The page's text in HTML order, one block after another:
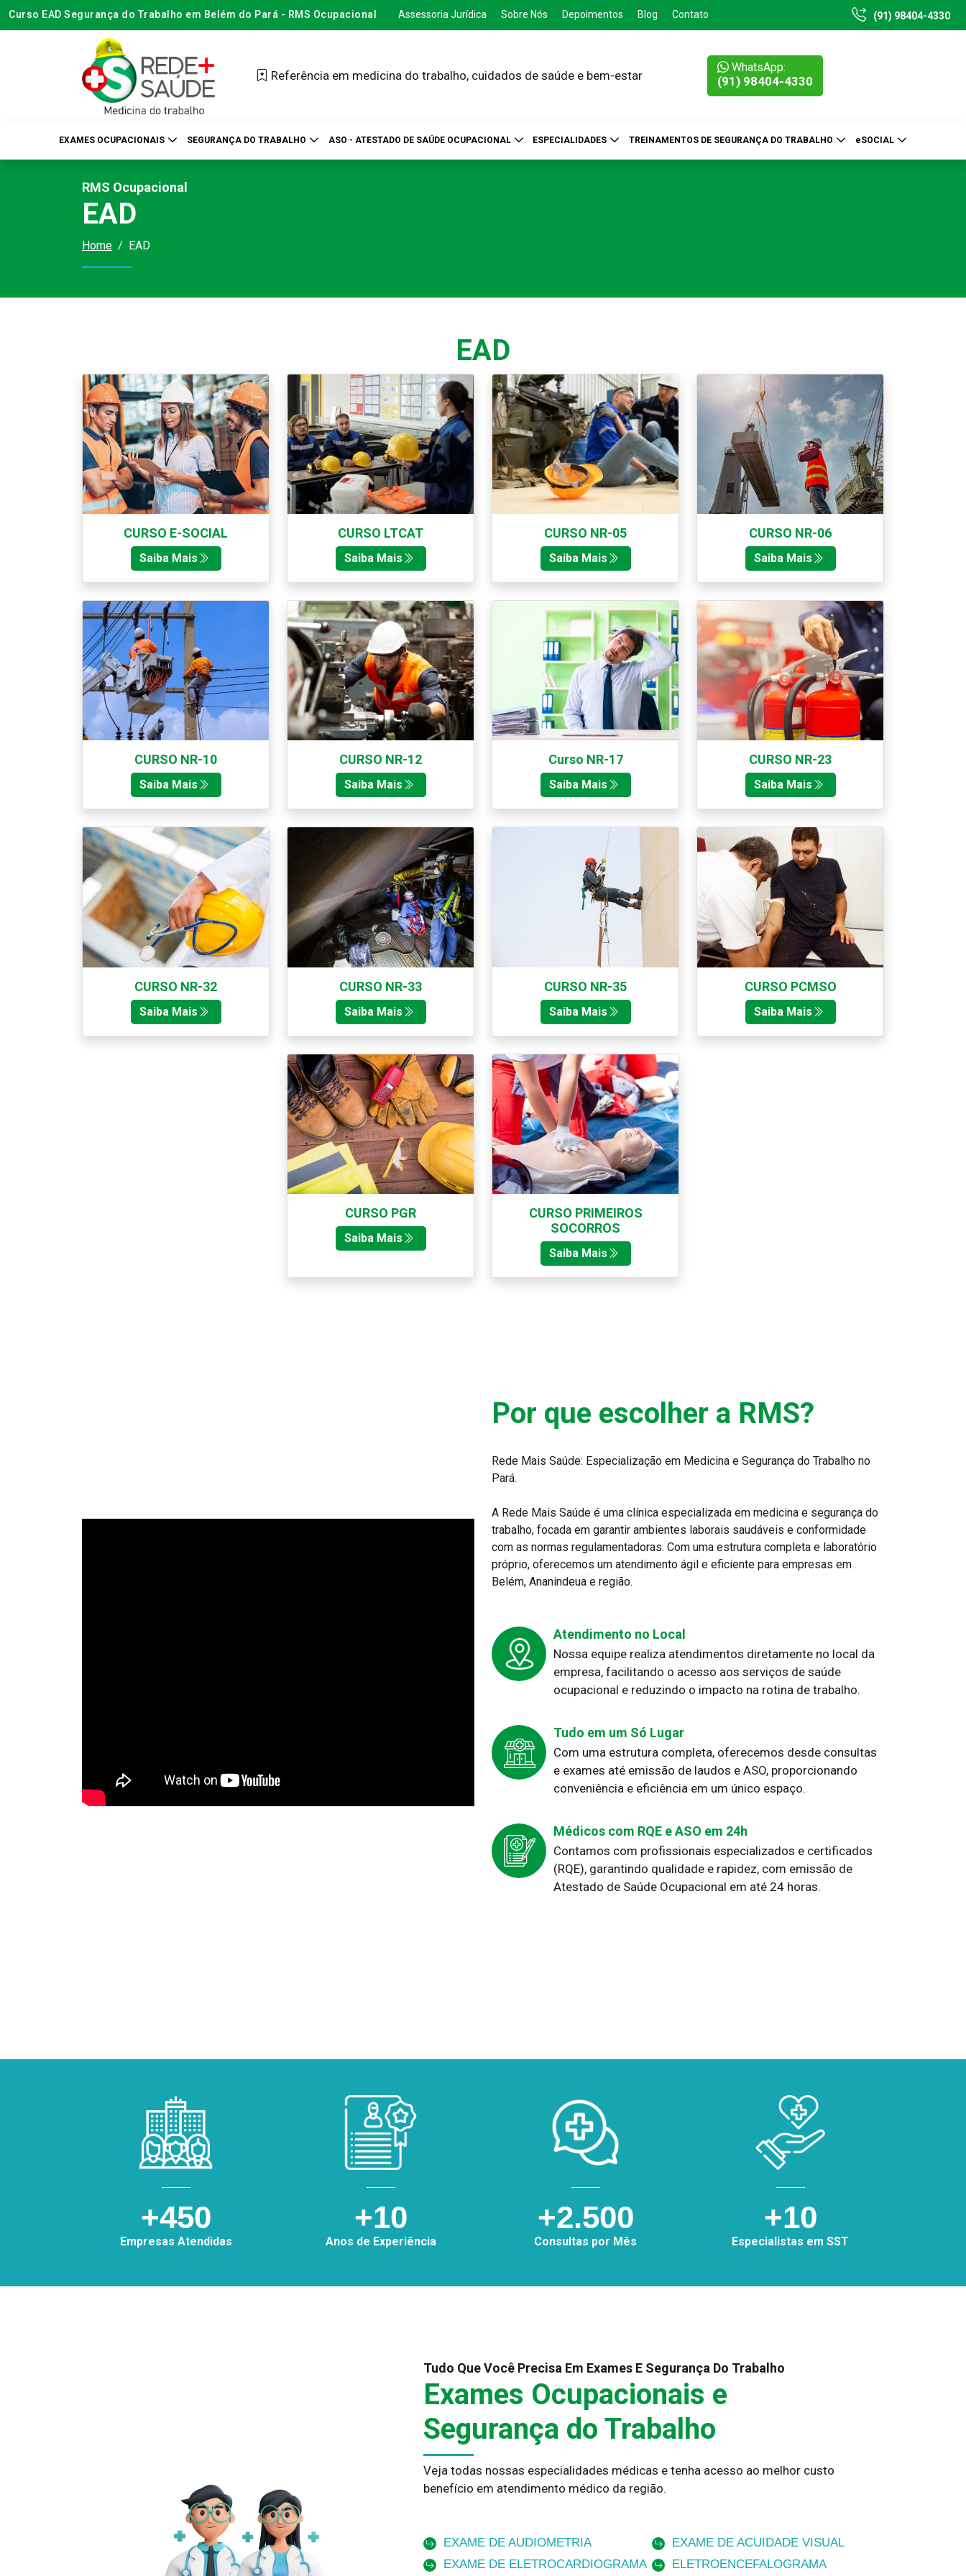
Curso EAD Segurança do Trabalho em Belém do Pará - RMS Ocupacional Contato
Blog
Depoimentos
Sobre Nós
Assessoria Jurídica (91) 98404-4330
Referência em medicina do trabalho, cuidados de saúde e bem-estar
WhatsApp:
(91) 98404-4330
EXAMES OCUPACIONAIS SEGURANÇA DO TRABALHO ASO - ATESTADO DE SAÚDE OCUPACIONAL ESPECIALIDADES TREINAMENTOS DE SEGURANÇA DO TRABALHO eSOCIAL
RMS Ocupacional
EAD
Home EAD
EAD
CURSO E-SOCIAL
Saiba Mais
CURSO LTCAT
Saiba Mais
CURSO NR-05
Saiba Mais
CURSO NR-06
Saiba Mais
CURSO NR-10
Saiba Mais
CURSO NR-12
Saiba Mais
Curso NR-17
Saiba Mais
CURSO NR-23
Saiba Mais
CURSO NR-32
Saiba Mais
CURSO NR-33
Saiba Mais
CURSO NR-35
Saiba Mais
CURSO PCMSO
Saiba Mais
CURSO PGR
Saiba Mais
CURSO PRIMEIROS
SOCORROS
Saiba Mais
Por que escolher a RMS?
Rede Mais Saúde: Especialização em Medicina e Segurança do Trabalho no
Pará.
A Rede Mais Saúde é uma clínica especializada em medicina e segurança do
trabalho, focada em garantir ambientes laborais saudáveis e conformidade
com as normas regulamentadoras. Com uma estrutura completa e laboratório
próprio, oferecemos um atendimento ágil e eficiente para empresas em
Belém, Ananindeua e região.
Atendimento no Local
Nossa equipe realiza atendimentos diretamente no local da
empresa, facilitando o acesso aos serviços de saúde
ocupacional e reduzindo o impacto na rotina de trabalho.
Tudo em um Só Lugar
Com uma estrutura completa, oferecemos desde consultas
e exames até emissão de laudos e ASO, proporcionando
conveniência e eficiência em um único espaço.
Médicos com RQE e ASO em 24h
Contamos com profissionais especializados e certificados
(RQE), garantindo qualidade e rapidez, com emissão de
Atestado de Saúde Ocupacional em até 24 horas.
+450
Empresas Atendidas
+10
Anos de Experiência
+2.500
Consultas por Mês
+10
Especialistas em SST
Tudo Que Você Precisa Em Exames E Segurança Do Trabalho
Exames Ocupacionais e
Segurança do Trabalho
Veja todas nossas especialidades médicas e tenha acesso ao melhor custo
benefício em atendimento médico da região.
EXAME DE AUDIOMETRIA
EXAME DE ACUIDADE VISUAL
EXAME DE ELETROCARDIOGRAMA
ELETROENCEFALOGRAMA